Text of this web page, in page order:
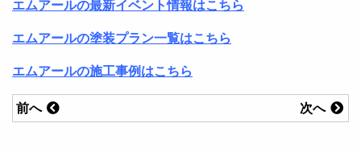
エムアールの最新イベント情報はこちら
エムアールの塗装プラン一覧はこちら
エムアールの施工事例はこちら
次へ
前へ